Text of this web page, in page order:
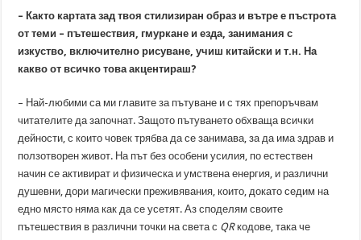
– Както картата зад твоя стилизиран образ и вътре е пъстрота
от теми – пътешествия, гмуркане и езда, занимания с
изкуство, включително рисуване, учиш китайски и т.н. На
какво от всичко това акцентираш?
– Най-любими са ми главите за пътуване и с тях препоръчвам
читателите да започнат. Защото пътуването обхваща всички
дейности, с които човек трябва да се занимава, за да има здрав и
ползотворен живот. На път без особени усилия, по естествен
начин се активират и физическа и умствена енергия, и различни
душевни, дори магически преживявания, които, докато седим на
едно място няма как да се усетят. Аз споделям своите
пътешествия в различни точки на света с QRкодове, така че